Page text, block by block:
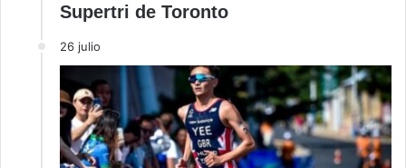
Supertri de Toronto
26 julio